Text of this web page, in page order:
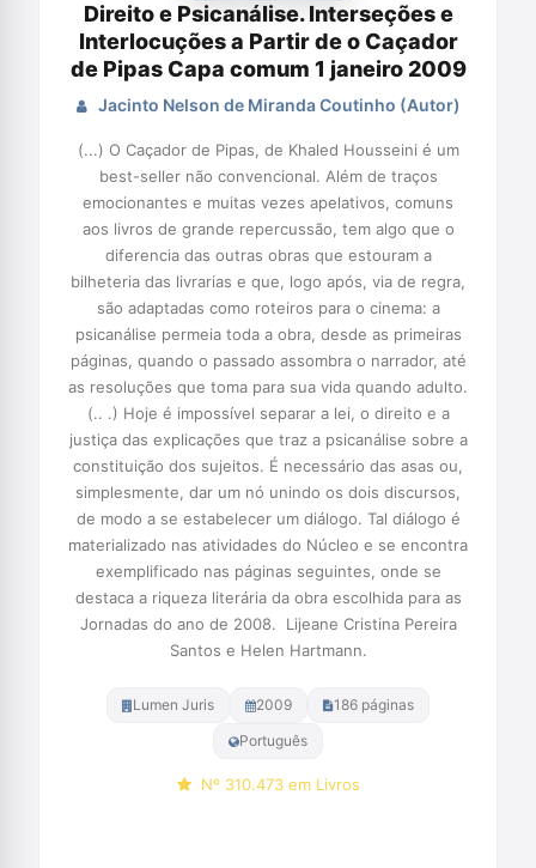
Direito e Psicanálise. Interseções e
Interlocuções a Partir de o Caçador
de Pipas Capa comum 1 janeiro 2009
Jacinto Nelson de Miranda Coutinho (Autor)
(...) O Caçador de Pipas, de Khaled Housseini é um
best-seller não convencional. Além de traços
emocionantes e muitas vezes apelativos, comuns
aos livros de grande repercussão, tem algo que o
diferencia das outras obras que estouram a
bilheteria das livrarias e que, logo após, via de regra,
são adaptadas como roteiros para o cinema: a
psicanálise permeia toda a obra, desde as primeiras
páginas, quando o passado assombra o narrador, até
as resoluções que toma para sua vida quando adulto.
(.. .) Hoje é impossível separar a lei, o direito e a
justiça das explicações que traz a psicanálise sobre a
constituição dos sujeitos. É necessário das asas ou,
simplesmente, dar um nó unindo os dois discursos,
de modo a se estabelecer um diálogo. Tal diálogo é
materializado nas atividades do Núcleo e se encontra
exemplificado nas páginas seguintes, onde se
destaca a riqueza literária da obra escolhida para as
Jornadas do ano de 2008.  Lijeane Cristina Pereira
Santos e Helen Hartmann.
Lumen Juris 2009
186 páginas
Português
Nº 310.473 em Livros